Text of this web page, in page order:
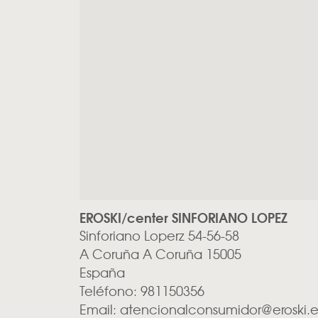
EROSKI/center SINFORIANO LOPEZ
Sinforiano Loperz 54-56-58
A Coruña A Coruña 15005
España
Teléfono: 981150356
Email: